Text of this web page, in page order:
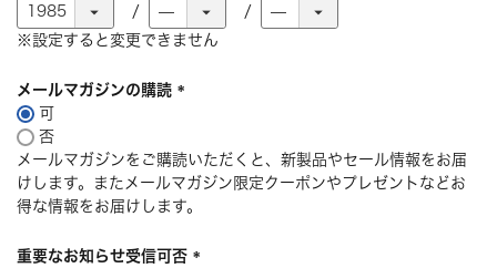
(
必
)
※設定すると変更できません
メールマガジンの購読
須
)
可
否
メールマガジンをご購読いただくと、新製品やセール情報をお届
けします。またメールマガジン限定クーポンやプレゼントなどお
得な情報をお届けします。
重要なお知らせ受信可否